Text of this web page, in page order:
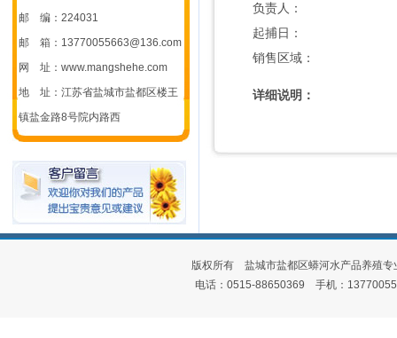
邮 编：224031
邮 箱：13770055663@136.com
网 址：www.mangshehe.com
地 址：江苏省盐城市盐都区楼王
镇盐金路8号院内路西
负责人：
起捕日：
销售区域：
详细说明：
版权所有 盐城市盐都区蟒河水产品养殖
电话：0515-88650369 手机：